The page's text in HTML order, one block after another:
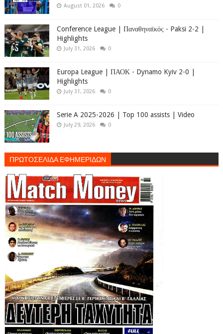
August 01, 2026 0
Conference League | Παναθηναϊκός - Paksi 2-2 |
Highlights
July 31, 2026 0
Europa League | ΠΑΟΚ - Dynamo Kyiv 2-0 |
Highlights
July 31, 2026 0
Serie A 2025-2026 | Top 100 assists | Video
July 29, 2026 0
ΠΡΩΤΟΣΕΛΙΔΑ ΕΦΗΜΕΡΙΔΩΝ